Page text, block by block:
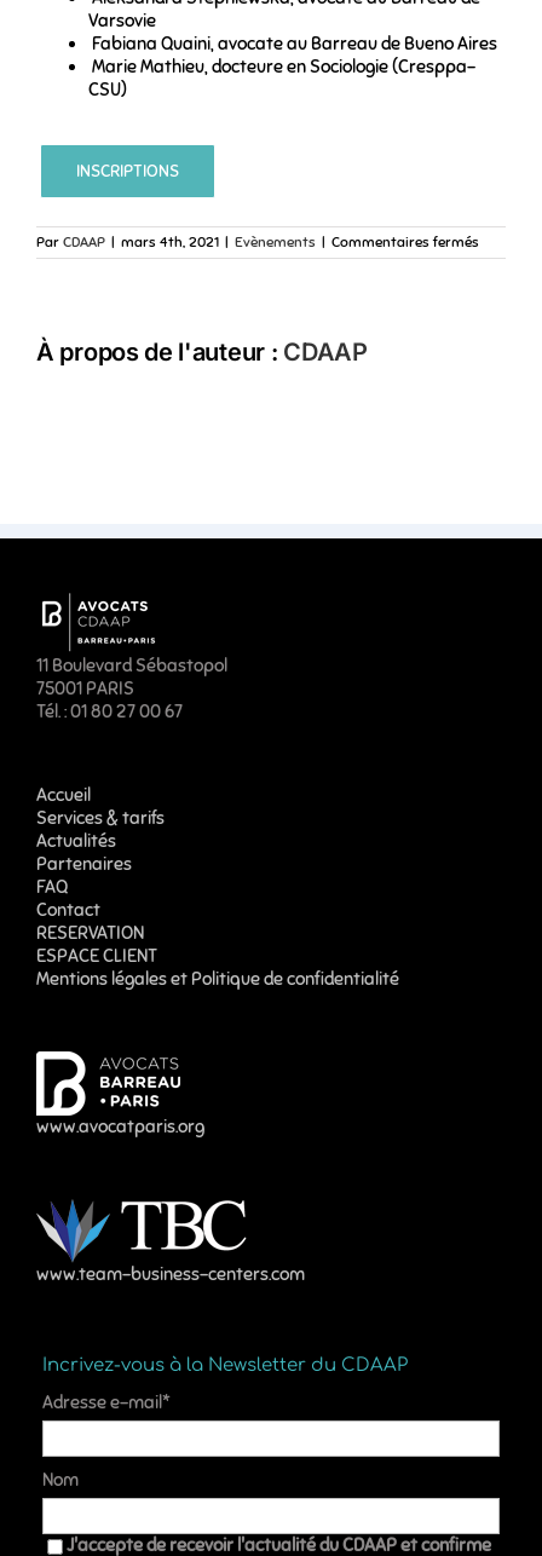
Varsovie
Fabiana Quaini, avocate au Barreau de Bueno Aires
Marie Mathieu, docteure en Sociologie (Cresppa-
CSU)
INSCRIPTIONS
Par CDAAP | mars 4th, 2021 | Evènements | Commentaires fermés
À propos de l'auteur : CDAAP
11 Boulevard Sébastopol
75001 PARIS
Tél. : 01 80 27 00 67
Accueil
Services & tarifs
Actualités
Partenaires
FAQ
Contact
RESERVATION
ESPACE CLIENT
Mentions légales et Politique de confidentialité
www.avocatparis.org
www.team-business-centers.com
Incrivez-vous à la Newsletter du CDAAP
Adresse e-mail*
Nom
J'accepte de recevoir l'actualité du CDAAP et confirme